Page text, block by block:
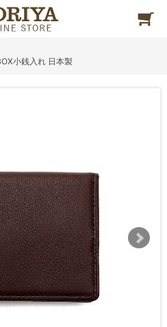
小銭入れ 日本製